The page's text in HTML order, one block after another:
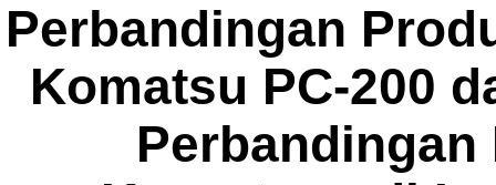
Perbandingan
Komatsu PC-200